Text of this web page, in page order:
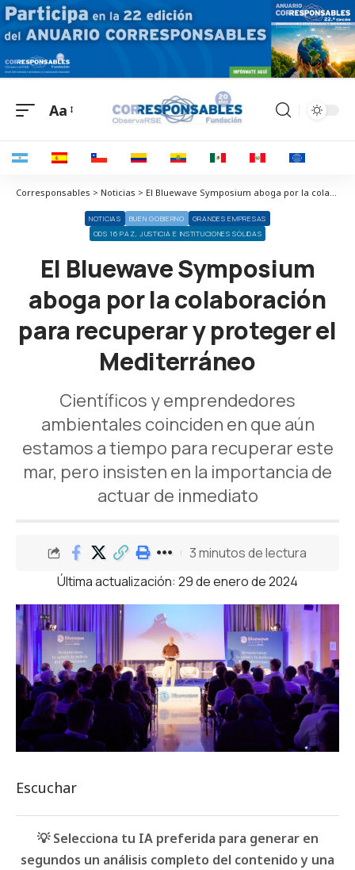
Aa
Corresponsables > Noticias > El Bluewave Symposium aboga por la colaboración para recuperar y proteger el Mediterráneo
NOTICIAS BUEN GOBIERNO
GRANDES EMPRESAS
ODS 16 PAZ, JUSTICIA E INSTITUCIONES SÓLIDAS
El Bluewave Symposium
aboga por la colaboración
para recuperar y proteger el
Mediterráneo
Científicos y emprendedores
ambientales coinciden en que aún
estamos a tiempo para recuperar este
mar, pero insisten en la importancia de
actuar de inmediato
Última actualización: 29 de enero de 2024
3 minutos de lectura
Escuchar
💡 Selecciona tu IA preferida para generar en
segundos un análisis completo del contenido y una